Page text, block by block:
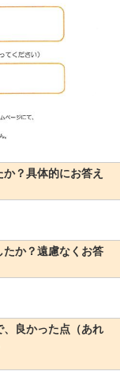
？具体的にお答え
か？遠慮なくお答
良かった点（あれ